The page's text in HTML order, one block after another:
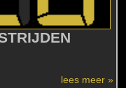
lees meer »